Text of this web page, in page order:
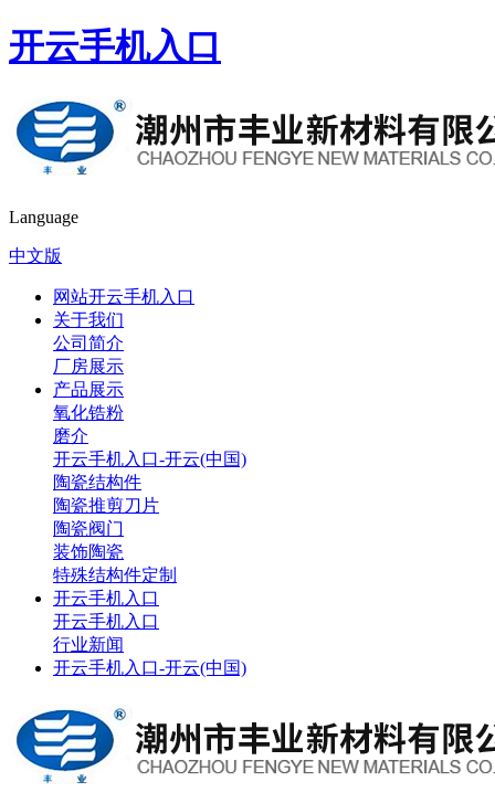
开云手机入口
Language
中文版
网站开云手机入口
关于我们
公司简介
厂房展示
产品展示
氧化锆粉
磨介
开云手机入口-开云(中国)
陶瓷结构件
陶瓷推剪刀片
陶瓷阀门
装饰陶瓷
特殊结构件定制
开云手机入口
开云手机入口
行业新闻
开云手机入口-开云(中国)